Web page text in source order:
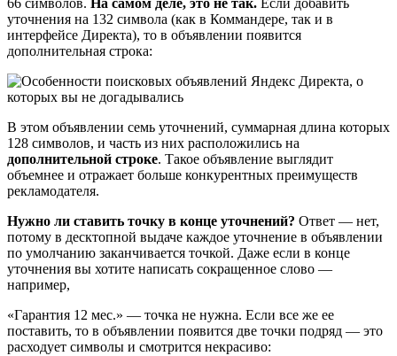
66 символов. На самом деле, это не так. Если добавить
уточнения на 132 символа (как в Коммандере, так и в
интерфейсе Директа), то в объявлении появится
дополнительная строка:
В этом объявлении семь уточнений, суммарная длина которых
128 символов, и часть из них расположились на
дополнительной строке. Такое объявление выглядит
объемнее и отражает больше конкурентных преимуществ
рекламодателя.
Нужно ли ставить точку в конце уточнений? Ответ — нет,
потому в десктопной выдаче каждое уточнение в объявлении
по умолчанию заканчивается точкой. Даже если в конце
уточнения вы хотите написать сокращенное слово —
например,
«Гарантия 12 мес.» — точка не нужна. Если все же ее
поставить, то в объявлении появится две точки подряд — это
расходует символы и смотрится некрасиво: